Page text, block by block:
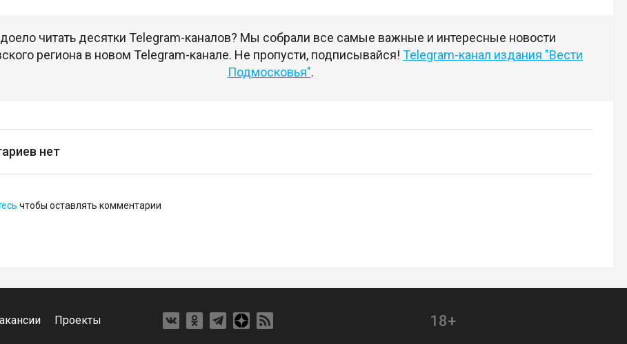
читать десятки Telegram-каналов? Мы собрали все самые важные и интересные новости
региона в новом Telegram-канале. Не пропусти, подписывайся! Telegram-канал издания "Вести
Подмосковья".
нет
чтобы оставлять комментарии
Проекты
18+